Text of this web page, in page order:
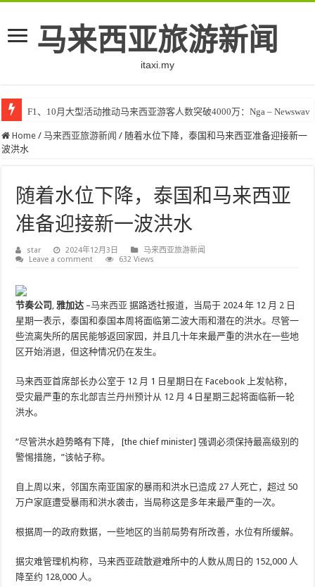
马来西亚旅游新闻
itaxi.my
F1、10月大型活动推动马来西亚游客人数突破4000万：Nga – Newswav
Home / 马来西亚旅游新闻 / 随着水位下降，泰国和马来西亚准备迎接新一
波洪水
随着水位下降，泰国和马来西亚
准备迎接新一波洪水
star 2024年12月3日
马来西亚旅游新闻
Leave a comment
632 Views
节奏公司 ,雅加达 –马来西亚 据路透社报道，当局于 2024 年 12 月 2 日
星期一表示，泰国和泰国本周将面临第二波大雨和潜在的洪水。尽管一
些流离失所的居民能够返回家园，并且几十年来最严重的洪水在一些地
区开始消退，但这种情况仍在发生。
马来西亚首席部长办公室于 12 月 1 日星期日在 Facebook 上发帖称，
受灾​​最严重的东北部吉兰丹州预计从 12 月 4 日星期三起将面临新一轮
洪水。
“尽管洪水趋势略有下降， [the chief minister] 强调必须保持最高级别的
警惕措施，”该帖子称。
自上周以来，邻国东南亚国家的暴雨和洪水已造成 27 人死亡，超过 50
万户家庭遭受暴雨和洪水袭击，当局称这是多年来最严重的一次。
根据周一的政府数据，一些地区的当前局势有所改善，水位有所缓解。
据灾难管理机构称，马来西亚疏散避难所中的人数从周日的 152,000 人
降至约 128,000 人。